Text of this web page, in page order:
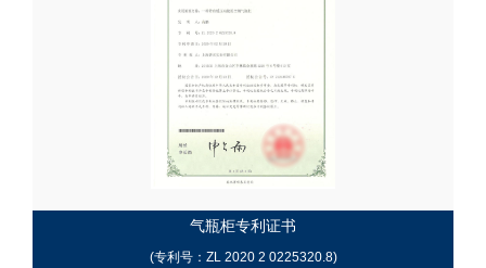
气瓶柜专利证书
(专利号：ZL 2020 2 0225320.8)